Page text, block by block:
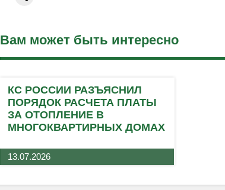
Вам может быть интересно
КС РОССИИ РАЗЪЯСНИЛ
ПОРЯДОК РАСЧЕТА ПЛАТЫ
ЗА ОТОПЛЕНИЕ В
МНОГОКВАРТИРНЫХ ДОМАХ
13.07.2026